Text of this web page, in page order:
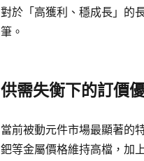
對於「高獲利、穩成長」的
筆。
供需失衡下的訂價
當前被動元件市場最顯著的
鈀等金屬價格維持高檔，加